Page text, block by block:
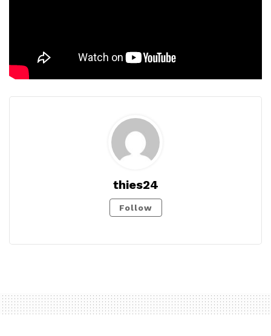
thies24
Follow